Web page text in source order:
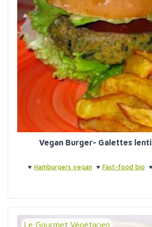
Vegan Burger- Galettes
♥ Hamburgers vegan ♥ Fast-food bio ♥
Le Gourmet Végétarien